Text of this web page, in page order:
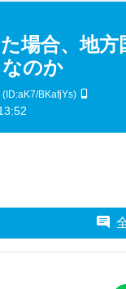
場合、地
のか
(ID:aK7/BKafjYs)